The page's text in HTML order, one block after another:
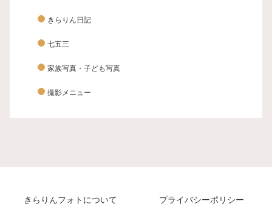
きらりん日記
七五三
家族写真・子ども写真
撮影メニュー
きらりんフォトについて プライバシーポリシー